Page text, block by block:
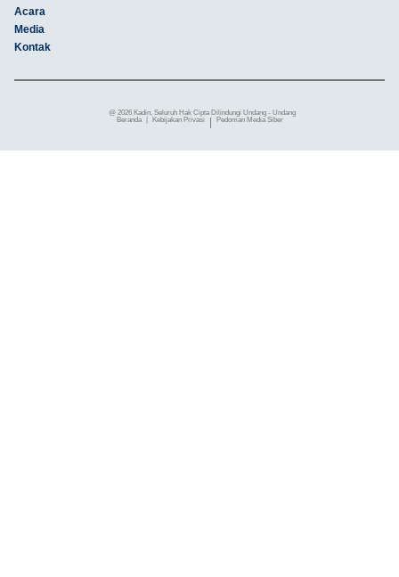
Acara
Media
Kontak
@ 2026 Kadin, Seluruh Hak Cipta Dilindungi Undang - Undang
Beranda
| Kebijakan Privasi | Pedoman Media Siber